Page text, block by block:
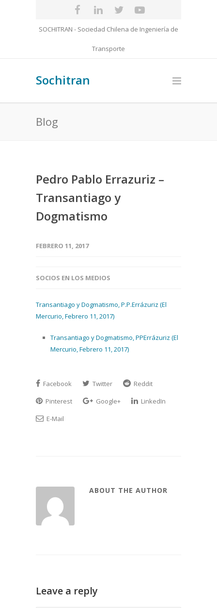
SOCHITRAN - Sociedad Chilena de Ingeniería de
Transporte
Sochitran
Blog
Pedro Pablo Errazuriz –
Transantiago y
Dogmatismo
FEBRERO 11, 2017
SOCIOS EN LOS MEDIOS
Transantiago y Dogmatismo, P.P.Errázuriz (El
Mercurio, Febrero 11, 2017)
Transantiago y Dogmatismo, PPErrázuriz (El
Mercurio, Febrero 11, 2017)
Facebook Twitter
Reddit
Pinterest
Google+
LinkedIn
E-Mail
ABOUT THE AUTHOR
Leave a reply